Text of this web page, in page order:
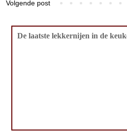
Volgende post
De laatste lekkernijen in de